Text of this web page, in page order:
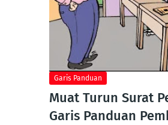
Garis Panduan
Muat Turun Surat
Garis Panduan